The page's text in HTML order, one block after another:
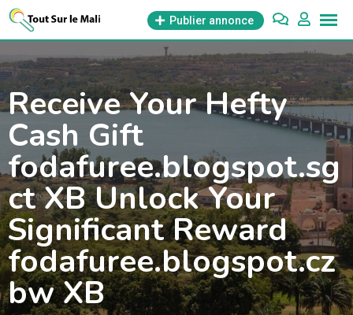
Aller
contenu
Publier annonce
Receive Your Hefty
Cash Gift
fodafuree.blogspot.sg
ct XB Unlock Your
Significant Reward
fodafuree.blogspot.cz
bw XB